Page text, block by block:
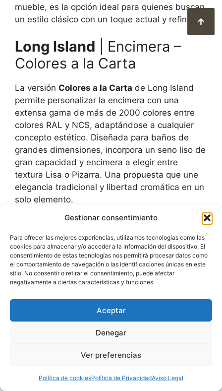
Gestionar consentimiento
Para ofrecer las mejores experiencias, utilizamos tecnologías como las
cookies para almacenar y/o acceder a la información del dispositivo. El
consentimiento de estas tecnologías nos permitirá procesar datos como
el comportamiento de navegación o las identificaciones únicas en este
sitio. No consentir o retirar el consentimiento, puede afectar
negativamente a ciertas características y funciones.
Aceptar
Denegar
Ver preferencias
Política de cookiesPolítica de PrivacidadAviso Legal
mueble, es la opción ideal para quienes buscan
un estilo clásico con un toque actual y refinado.
Long Island | Encimera –
Colores a la Carta
La versión Colores a la Carta de Long Island
permite personalizar la encimera con una
extensa gama de más de 2000 colores entre
colores RAL y NCS, adaptándose a cualquier
concepto estético. Diseñada para baños de
grandes dimensiones, incorpora un seno liso de
gran capacidad y encimera a elegir entre
textura Lisa o Pizarra. Una propuesta que une
elegancia tradicional y libertad cromática en un
solo elemento.
| Encimera – Colores
Estándar
Frame se caracteriza por su lavabo rectangular
integrado, ofreciendo sencillez sin renunciar al
limpieza, ofrece la posibilidad de elegir la
textura Lisa o Pizarra para la parte de
encimera. Disponible para mueble o de pared.
| Encimera – Colores
Especiales